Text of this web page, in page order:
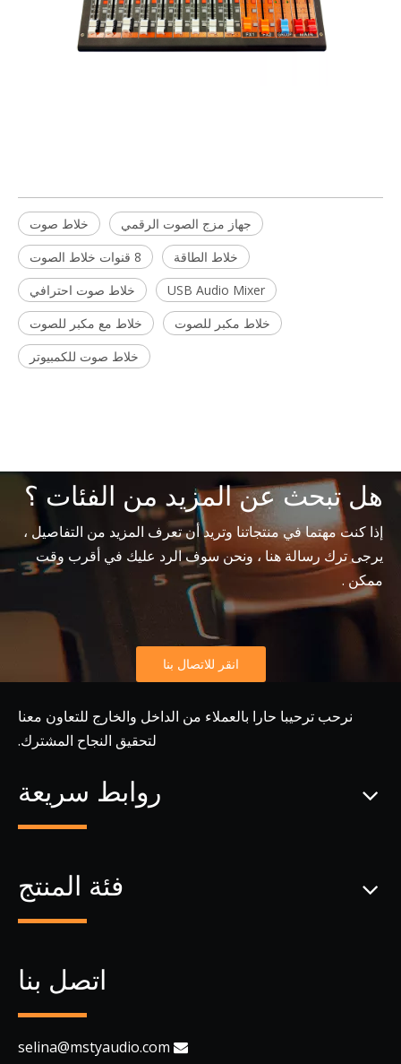
خلاط صوت
جهاز مزج الصوت الرقمي
8 قنوات خلاط الصوت
خلاط الطاقة
خلاط صوت احترافي
USB Audio Mixer
خلاط مع مكبر للصوت
خلاط مكبر للصوت
خلاط صوت للكمبيوتر
هل تبحث عن المزيد من الفئات ؟
إذا كنت مهتما في منتجاتنا وتريد أن تعرف المزيد من التفاصيل ،
يرجى ترك رسالة هنا ، ونحن سوف الرد عليك في أقرب وقت
ممكن .
انقر للاتصال بنا
نرحب ترحيبا حارا بالعملاء من الداخل والخارج للتعاون معنا
لتحقيق النجاح المشترك.
روابط سريعة
فئة المنتج
اتصل بنا

selina@mstyaudio.com